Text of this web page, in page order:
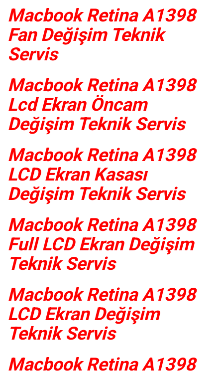
Macbook Retina A1398
Fan Değişim Teknik
Servis
Macbook Retina A1398
Lcd Ekran Öncam
Değişim Teknik Servis
Macbook Retina A1398
LCD Ekran Kasası
Değişim Teknik Servis
Macbook Retina A1398
Full LCD Ekran Değişim
Teknik Servis
Macbook Retina A1398
LCD Ekran Değişim
Teknik Servis
Macbook Retina A1398